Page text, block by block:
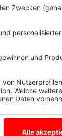
sich warten
hat
Herbst
Kraft voraus